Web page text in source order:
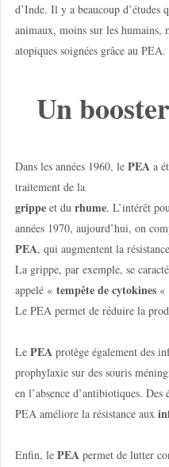
d’Inde. Il y a beaucoup d’études
animaux, moins sur les humains,
atopiques soignées grâce au PEA.
Un
Dans les années 1960, le PEA a
traitement de la
grippeet du rhume. L’intérêt
années 1970, aujourd’hui, on
PEA, qui augmentent la
La grippe, par exemple, se
appelé « tempête de cytokines «
Le PEA permet de réduire la
Le PEAprotège également des
prophylaxie sur des souris
en l’absence d’antibiotiques.
PEA améliore la résistance aux
Enfin, le PEA permet de lutter